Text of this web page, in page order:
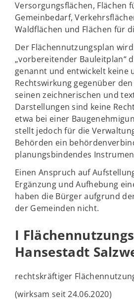
Versorgungsflächen, Flächen
Gemeinbedarf,
Waldflächen und Flächen für
Der Flächennutzungsplan
„vorbereitender Bauleitplan“
genannt und entwickelt keine
Rechtswirkung gegenüber
seinen zeichnerischen und
Darstellungen sind keine
etwa bei einer
stellt jedoch für die
Behörden ein
planungsbindendes
Einen Anspruch auf
Ergänzung und Aufhebung
haben die Bürger aufgrund
der Gemeinden nicht.
I
Hansestadt
rechtskräftiger
(wirksam seit 24.06.2020)